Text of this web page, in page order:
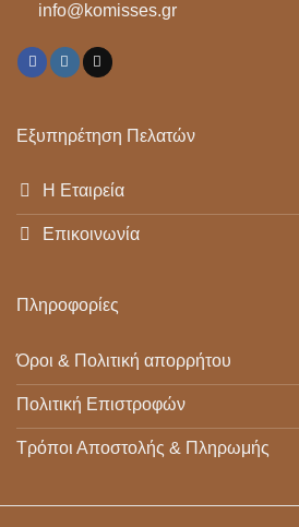
Εξυπηρέτηση Πελατών
Η Εταιρεία
Επικοινωνία
Πληροφορίες
Όροι & Πολιτική απορρήτου
Πολιτική Επιστροφών
Τρόποι Αποστολής & Πληρωμής
info@komisses.gr